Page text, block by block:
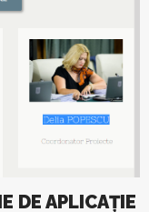
DE APLICAȚIE